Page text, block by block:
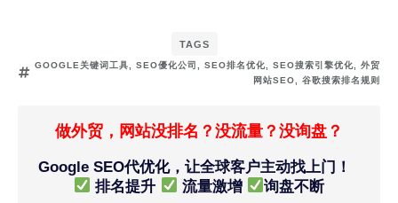
TAGS
GOOGLE关键词工具 SEO優化公司 SEO排名优化 SEO搜索引擎优化
外贸
网站SEO
谷歌搜索排名规则
做外贸，网站没排名？没流量？没询盘？
Google SEO代优化，让全球客户主动找上门！
排名提升
流量激增 询盘不断